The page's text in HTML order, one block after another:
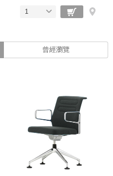
1
曾經瀏覽